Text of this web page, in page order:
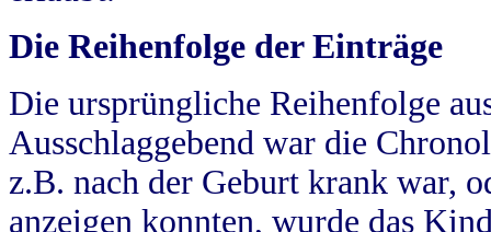
Die Reihenfolge der Einträge
Die ursprüngliche Reihenfolge
Ausschlaggebend war die
z.B. nach der Geburt krank war,
anzeigen konnten, wurde das